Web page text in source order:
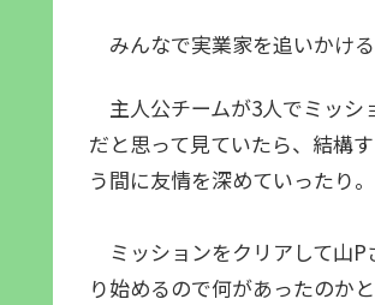
みんなで実業家を追いかけ
主人公チームが3人でミッシ
だと思って見ていたら、結構
う間に友情を深めていったり。
ミッションをクリアして山P
り始めるので何があったのか